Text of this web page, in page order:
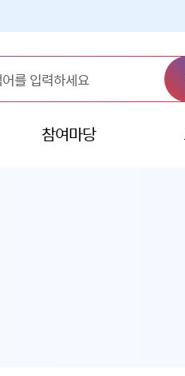
참여마당